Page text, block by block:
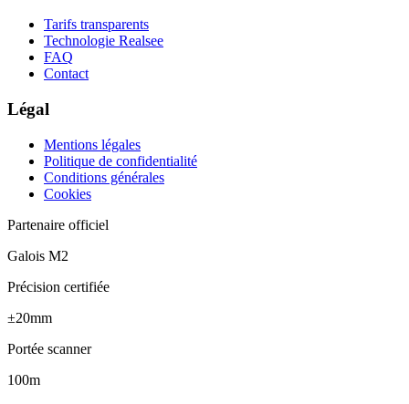
Tarifs transparents
Technologie Realsee
FAQ
Contact
Légal
Mentions légales
Politique de confidentialité
Conditions générales
Cookies
Partenaire officiel
Galois M2
Précision certifiée
±20mm
Portée scanner
100m